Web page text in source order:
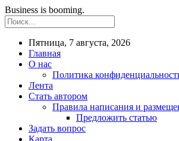
Business is booming.
Пятница, 7 августа, 2026
Главная
О нас
Политика
Лента
Стать автором
Правила написания и
Предложить статью
Задать вопрос
Карта